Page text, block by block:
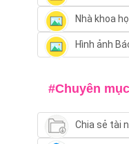
Nhà khoa
Hình ảnh
#Chuyên
Chia sẻ tài